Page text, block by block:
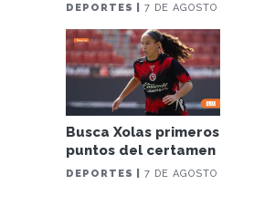
DEPORTES | 7 DE AGOSTO
Busca Xolas primeros
puntos del certamen
DEPORTES | 7 DE AGOSTO